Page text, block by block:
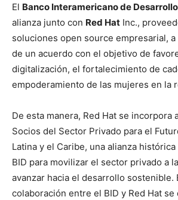
El Banco Interamericano de Desarrollo
alianza junto con Red Hat Inc.,
soluciones open source empresarial,
de un acuerdo con el objetivo de
digitalización, el fortalecimiento de
empoderamiento de las mujeres en la
De esta manera, Red Hat se incorpora
Socios del Sector Privado para el
Latina y el Caribe, una alianza
BID para movilizar el sector privado a
avanzar hacia el desarrollo sostenible.
colaboración entre el BID y Red Hat